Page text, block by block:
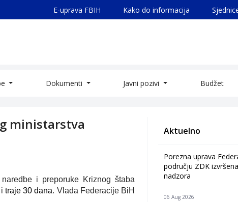
E-uprava FBIH Kako do informacija
Dokumenti Javni pozivi Budžet
ministarstva
i preporuke Kriznog štaba
i traje 30 dana. Vlada Federacije BiH
Aktuelno
Porezna uprava
području ZDK
nadzora
06 Aug 2026